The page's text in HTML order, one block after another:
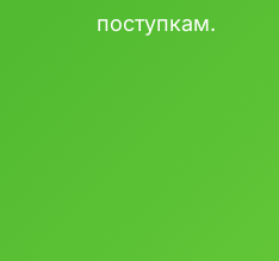
поступкам.